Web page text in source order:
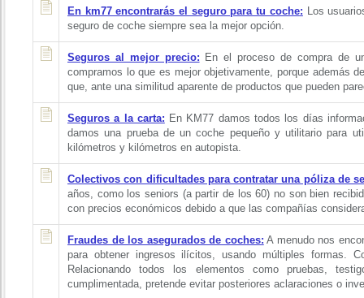
En km77 encontrarás el seguro para tu coche: Los
seguro de coche siempre sea la mejor opción.
Seguros al mejor precio: En el proceso de compra de
compramos lo que es mejor objetivamente, porque además
que, ante una similitud aparente de productos que pueden
Seguros a la carta: En KM77 damos todos los días
damos una prueba de un coche pequeño y utilitario para
kilómetros y kilómetros en autopista.
Colectivos con dificultades para contratar una póliza de
años, como los seniors (a partir de los 60) no son bien
con precios económicos debido a que las compañías
Fraudes de los asegurados de coches: A menudo nos
para obtener ingresos ilícitos, usando múltiples formas.
Relacionando todos los elementos como pruebas,
cumplimentada, pretende evitar posteriores aclaraciones o